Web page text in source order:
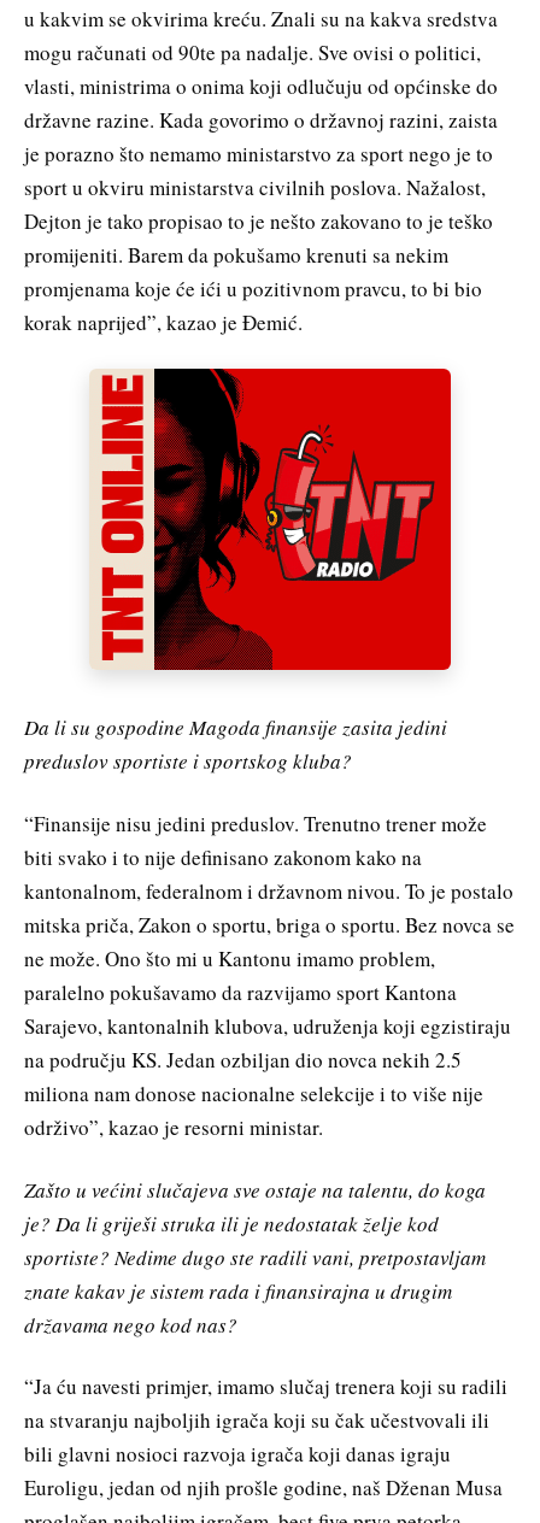
u kakvim se okvirima kreću. Znali su na kakva sredstva
mogu računati od 90te pa nadalje. Sve ovisi o politici,
vlasti, ministrima o onima koji odlučuju od općinske do
državne razine. Kada govorimo o državnoj razini, zaista
je porazno što nemamo ministarstvo za sport nego je to
sport u okviru ministarstva civilnih poslova. Nažalost,
Dejton je tako propisao to je nešto zakovano to je teško
promijeniti. Barem da pokušamo krenuti sa nekim
promjenama koje će ići u pozitivnom pravcu, to bi bio
korak naprijed”, kazao je Đemić.
Da li su gospodine Magoda finansije zasita jedini
preduslov sportiste i sportskog kluba?
“Finansije nisu jedini preduslov. Trenutno trener može
biti svako i to nije definisano zakonom kako na
kantonalnom, federalnom i državnom nivou. To je postalo
mitska priča, Zakon o sportu, briga o sportu. Bez novca se
ne može. Ono što mi u Kantonu imamo problem,
paralelno pokušavamo da razvijamo sport Kantona
Sarajevo, kantonalnih klubova, udruženja koji egzistiraju
na području KS. Jedan ozbiljan dio novca nekih 2.5
miliona nam donose nacionalne selekcije i to više nije
održivo”, kazao je resorni ministar.
Zašto u većini slučajeva sve ostaje na talentu, do koga
je? Da li griješi struka ili je nedostatak želje kod
sportiste? Nedime dugo ste radili vani, pretpostavljam
znate kakav je sistem rada i finansirajna u drugim
državama nego kod nas?
“Ja ću navesti primjer, imamo slučaj trenera koji su radili
na stvaranju najboljih igrača koji su čak učestvovali ili
bili glavni nosioci razvoja igrača koji danas igraju
Euroligu, jedan od njih prošle godine, naš Dženan Musa